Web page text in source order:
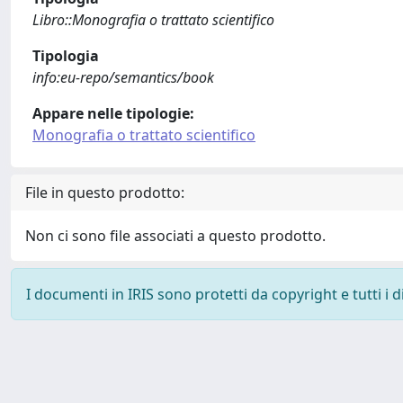
Libro::Monografia o trattato scientifico
Tipologia
info:eu-repo/semantics/book
Appare nelle tipologie:
Monografia o trattato scientifico
File in questo prodotto:
Non ci sono file associati a questo prodotto.
I documenti in IRIS sono protetti da copyright e tutti i